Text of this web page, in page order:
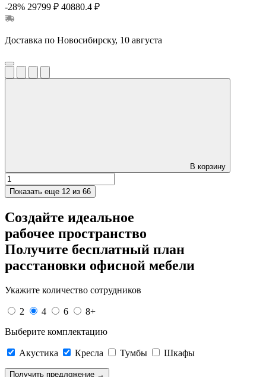
-28% 29799 ₽ 40880.4 ₽
Доставка по Новосибирску, 10 августа
В корзину
Показать еще 12 из 66
Создайте идеальное
рабочее пространство
Получите бесплатный план
расстановки офисной мебели
Укажите количество сотрудников
2 4 6
8+
Выберите комплектацию
Акустика Кресла Тумбы Шкафы